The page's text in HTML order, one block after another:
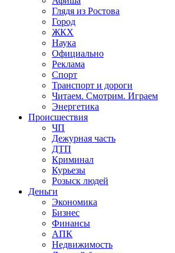
Глядя из Ростова
Город
ЖКХ
Наука
Официально
Реклама
Спорт
Транспорт и дороги
Читаем. Смотрим. Играем
Энергетика
Происшествия
ЧП
Дежурная часть
ДТП
Криминал
Курьезы
Розыск людей
Деньги
Экономика
Бизнес
Финансы
АПК
Недвижимость